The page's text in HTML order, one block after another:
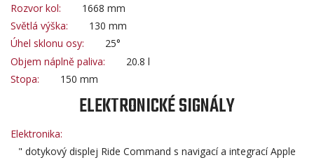
Rozvor kol:
1668 mm
Světlá výška:
130 mm
Úhel sklonu osy:
25°
Objem náplně paliva:
20.8 l
Stopa:
150 mm
ELEKTRONICKÉ SIGNÁLY
Elektronika:
" dotykový displej Ride Command s navigací a integrací Apple